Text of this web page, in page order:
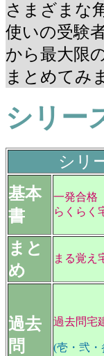
さまざまな
使いの受験
から最大限
まとめてみ
シリ
シリ
基本
書
一発合格
らくらく
まと
め
まる覚え
過去
問
過去問宅
(壱・弐